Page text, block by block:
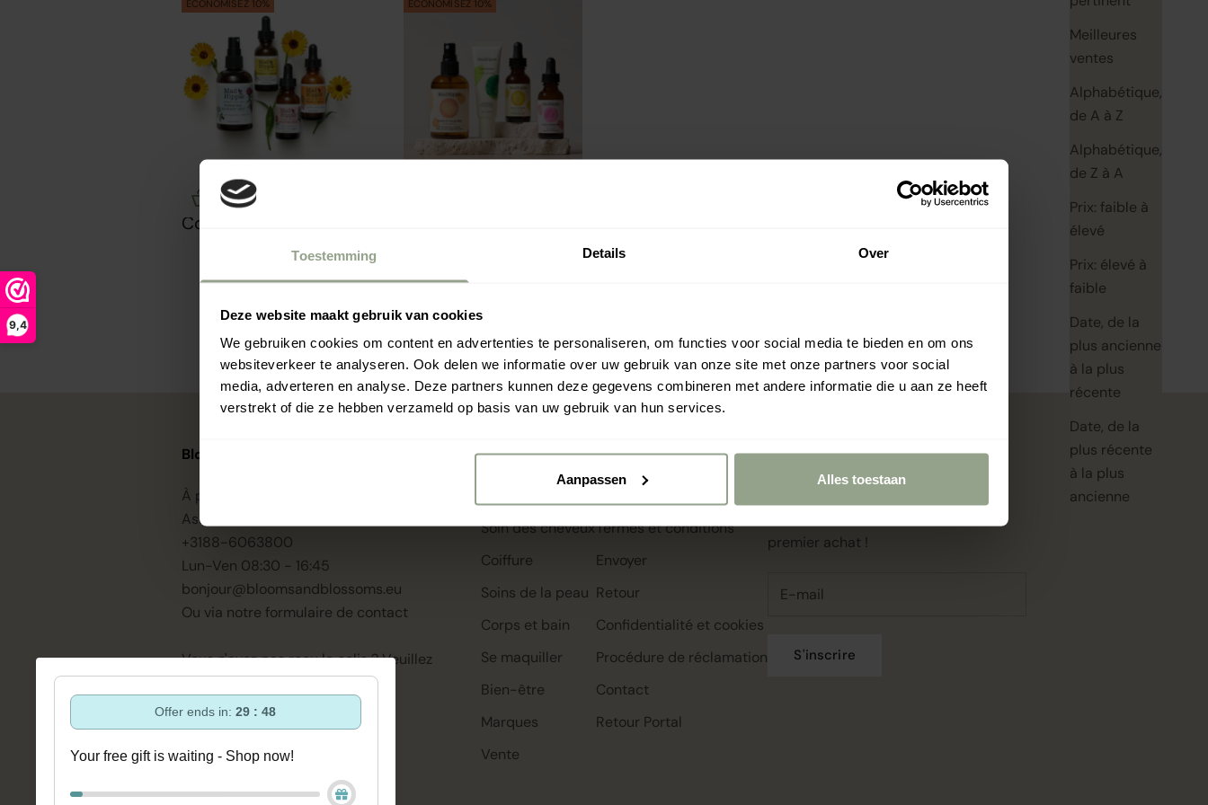
9,4
Toestemming Details Over
Deze website maakt gebruik van cookies
We gebruiken cookies om content en advertenties te personaliseren, om functies voor social media te bieden en om ons
websiteverkeer te analyseren. Ook delen we informatie over uw gebruik van onze site met onze partners voor social
media, adverteren en analyse. Deze partners kunnen deze gegevens combineren met andere informatie die u aan ze heeft
verstrekt of die ze hebben verzameld op basis van uw gebruik van hun services.
Aanpassen Alles toestaan
Meilleures
ventes
Alphabétique,
de A à Z
Alphabétique,
de Z à A
Prix: faible à
élevé
Prix: élevé à
faible
Date, de la
plus ancienne
à la plus
récente
Date, de la
plus récente
à la plus
ancienne
ECONOMISEZ 10%
Choisir les options
Mad Hippie
Combideal - Routine
purifiante
Prix de ventePrix normal
€114.96
ECONOMISEZ 10%
la peau - lot de 4
articles
Blooms & Blossoms
À propos de nous
Assistance et conseils via :
+3188-6063800
Lun-Ven 08:30 - 16:45
bonjour@bloomsandblossoms.eu
Ou via notre formulaire de contact
Vous n'avez pas reçu le colis ?Veuillez
remplir ce formulaire.
Magasiner par :
Soin des cheveux
Coiffure
Soins de la peau
Corps et bain
Se maquiller
Bien-être
Marques
Vente
Menu des services
Termes et conditions
Envoyer
Retour
Confidentialité et cookies
Procédure de réclamation
Contact
Retour Portal
Bonjour beauté!
premier achat !
S'inscrire
Offer ends in:29 : 48
Your free gift is waiting - Shop now!